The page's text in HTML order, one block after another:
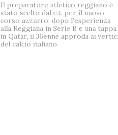
Il preparatore atletico reggiano è
stato scelto dal c.t. per il nuovo
corso azzurro: dopo l’esperienza
alla Reggiana in Serie B e una tappa
in Qatar, il 36enne approda ai
del calcio italiano